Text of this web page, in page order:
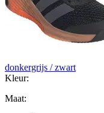
donkergrijs / zwart
Kleur:
Maat: